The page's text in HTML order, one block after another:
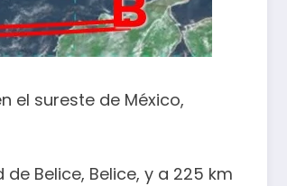
el sureste de México,
Belice, Belice, y a 225 km